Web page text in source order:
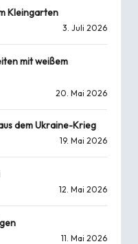
Kleingarten
3. Juli 2026
mit weißem
20. Mai 2026
dem Ukraine-Krieg
19. Mai 2026
12. Mai 2026
11. Mai 2026